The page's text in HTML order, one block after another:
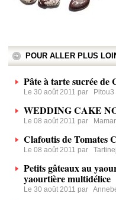
POUR ALLER PLUS
Pâte à tarte sucrée de
Le 30 août 2011 par Pitou3
WEDDING CAKE
Le 08 août 2011 par
Clafoutis de Tomates
Le 08 août 2011 par
Petits gâteaux au
yaourtière multidélice
Le 30 août 2011 par